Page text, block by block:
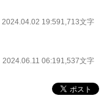
2024.04.02 19:591,713文字
2024.06.11 06:191,537文字